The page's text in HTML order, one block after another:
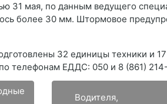
31 мая, по данным ведущего
более 30 мм. Штормовое
32 единицы техники и
по телефонам ЕДДС: 050 и 8 (861)
Водителя,